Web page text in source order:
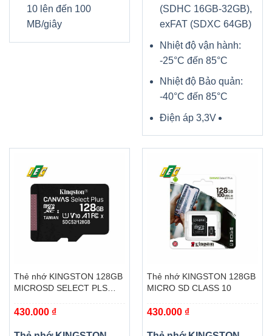
10 lên đến 100
MB/giây
(SDHC 16GB-32GB),
exFAT (SDXC 64GB)
Nhiệt độ vận hành:
-25°C đến 85°C
Nhiệt độ Bảo quản:
-40°C đến 85°C
Điện áp 3,3V
Thẻ nhớ KINGSTON 128GB
MICROSD SELECT PLS
SDCS2/128GBSP
430.000 ₫
Thẻ nhớ KINGSTON 128GB
MICRO SD CLASS 10
430.000 ₫